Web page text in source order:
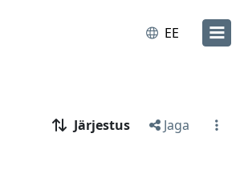
EE
Järjestus Jaga